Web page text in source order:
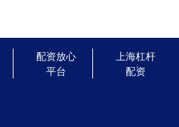
配资放心
平台
上海杠杆
配资